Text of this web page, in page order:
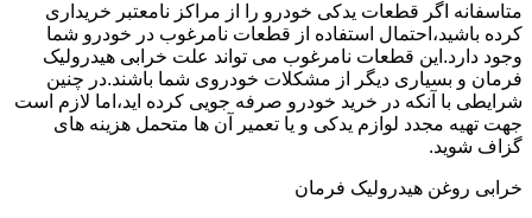
متاسفانه اگر قطعات یدکی خودرو را از مراکز نامعتبر خریداری
کرده باشید،احتمال استفاده از قطعات نامرغوب در خودرو شما
وجود دارد.این قطعات نامرغوب می تواند علت خرابی هیدرولیک
فرمان و بسیاری دیگر از مشکلات خودروی شما باشند.در چنین
شرایطی با آنکه در خرید خودرو صرفه جویی کرده اید،اما لازم است
جهت تهیه مجدد لوازم یدکی و یا تعمیر آن ها متحمل هزینه های
گزاف شوید.
خرابی روغن هیدرولیک فرمان